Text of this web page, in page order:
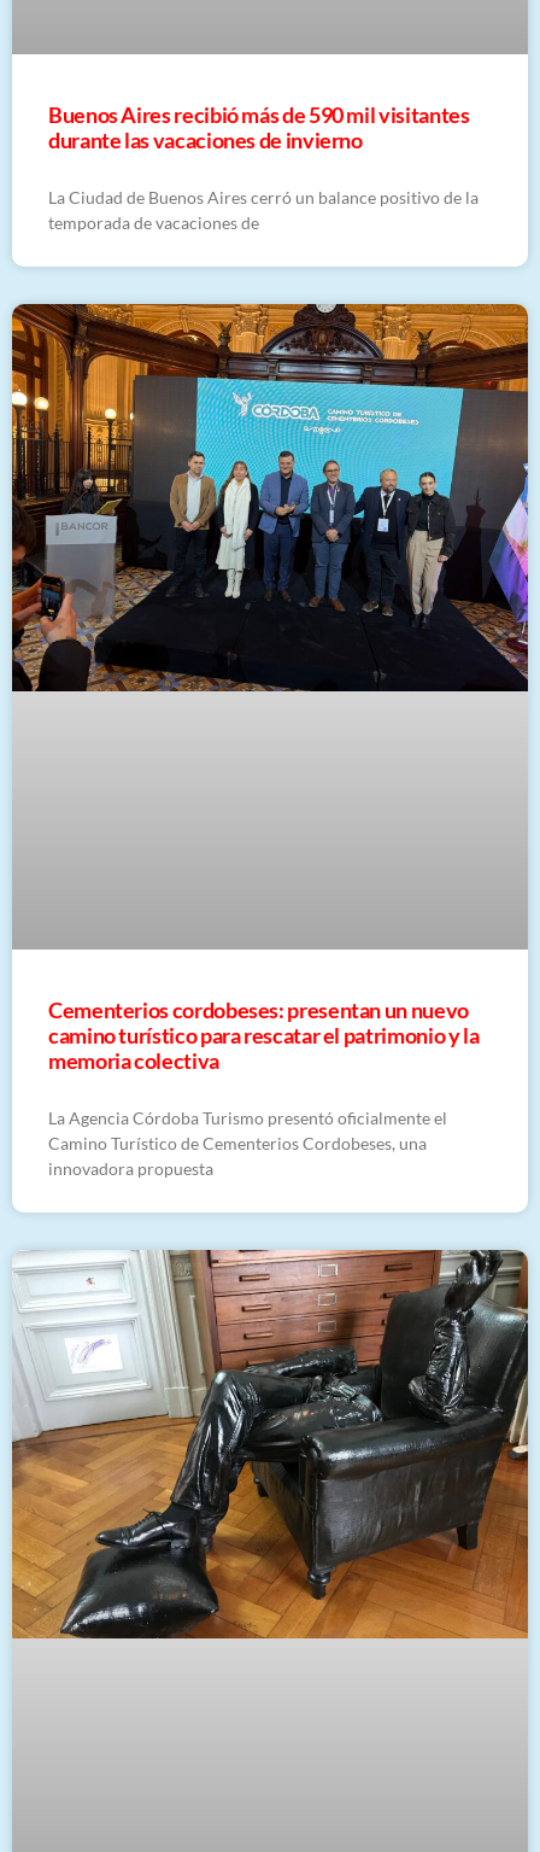
Buenos Aires recibió más de 590 mil visitantes
durante las vacaciones de invierno
La Ciudad de Buenos Aires cerró un balance positivo de la
temporada de vacaciones de
Cementerios cordobeses: presentan un nuevo
camino turístico para rescatar el patrimonio y la
memoria colectiva
La Agencia Córdoba Turismo presentó oficialmente el
Camino Turístico de Cementerios Cordobeses, una
innovadora propuesta